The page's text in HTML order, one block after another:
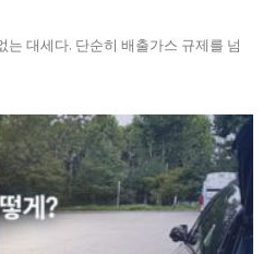
는 대세다. 단순히 배출가스 규제를 넘